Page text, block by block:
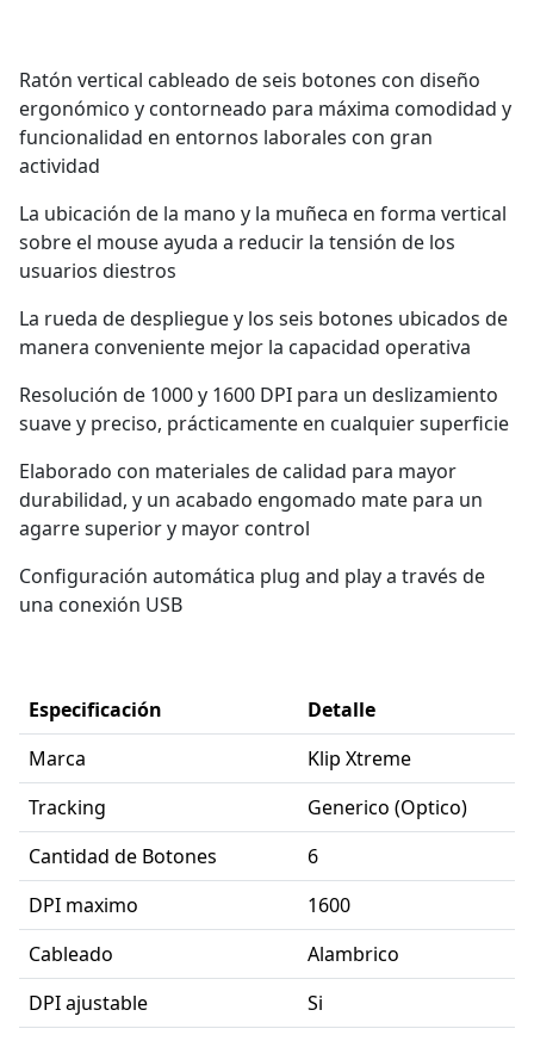
Ratón vertical cableado de seis botones con diseño
ergonómico y contorneado para máxima comodidad y
funcionalidad en entornos laborales con gran
actividad
La ubicación de la mano y la muñeca en forma vertical
sobre el mouse ayuda a reducir la tensión de los
usuarios diestros
La rueda de despliegue y los seis botones ubicados de
manera conveniente mejor la capacidad operativa
Resolución de 1000 y 1600 DPI para un deslizamiento
suave y preciso, prácticamente en cualquier superficie
Elaborado con materiales de calidad para mayor
durabilidad, y un acabado engomado mate para un
agarre superior y mayor control
Configuración automática plug and play a través de
una conexión USB
Especificación
Detalle
Marca
Klip Xtreme
Tracking
Generico (Optico)
Cantidad de Botones
6
DPI maximo
1600
Cableado
Alambrico
DPI ajustable
Si